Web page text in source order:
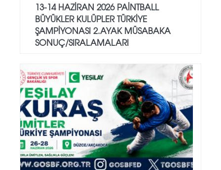
13-14 HAZİRAN 2026 PAİNTBALL
BÜYÜKLER KULÜPLER TÜRKİYE
ŞAMPİYONASI 2.AYAK MÜSABAKA
SONUÇ/SIRALAMALARI